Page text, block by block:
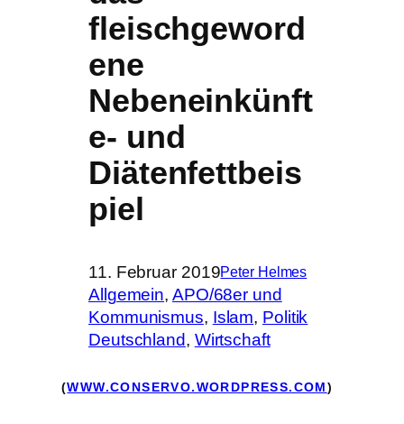
fleischgeword
ene
Nebeneinkünft
e- und
Diätenfettbeis
piel
11. Februar 2019Peter Helmes
Allgemein, APO/68er und
Kommunismus, Islam, Politik
Deutschland, Wirtschaft
(WWW.CONSERVO.WORDPRESS.COM)